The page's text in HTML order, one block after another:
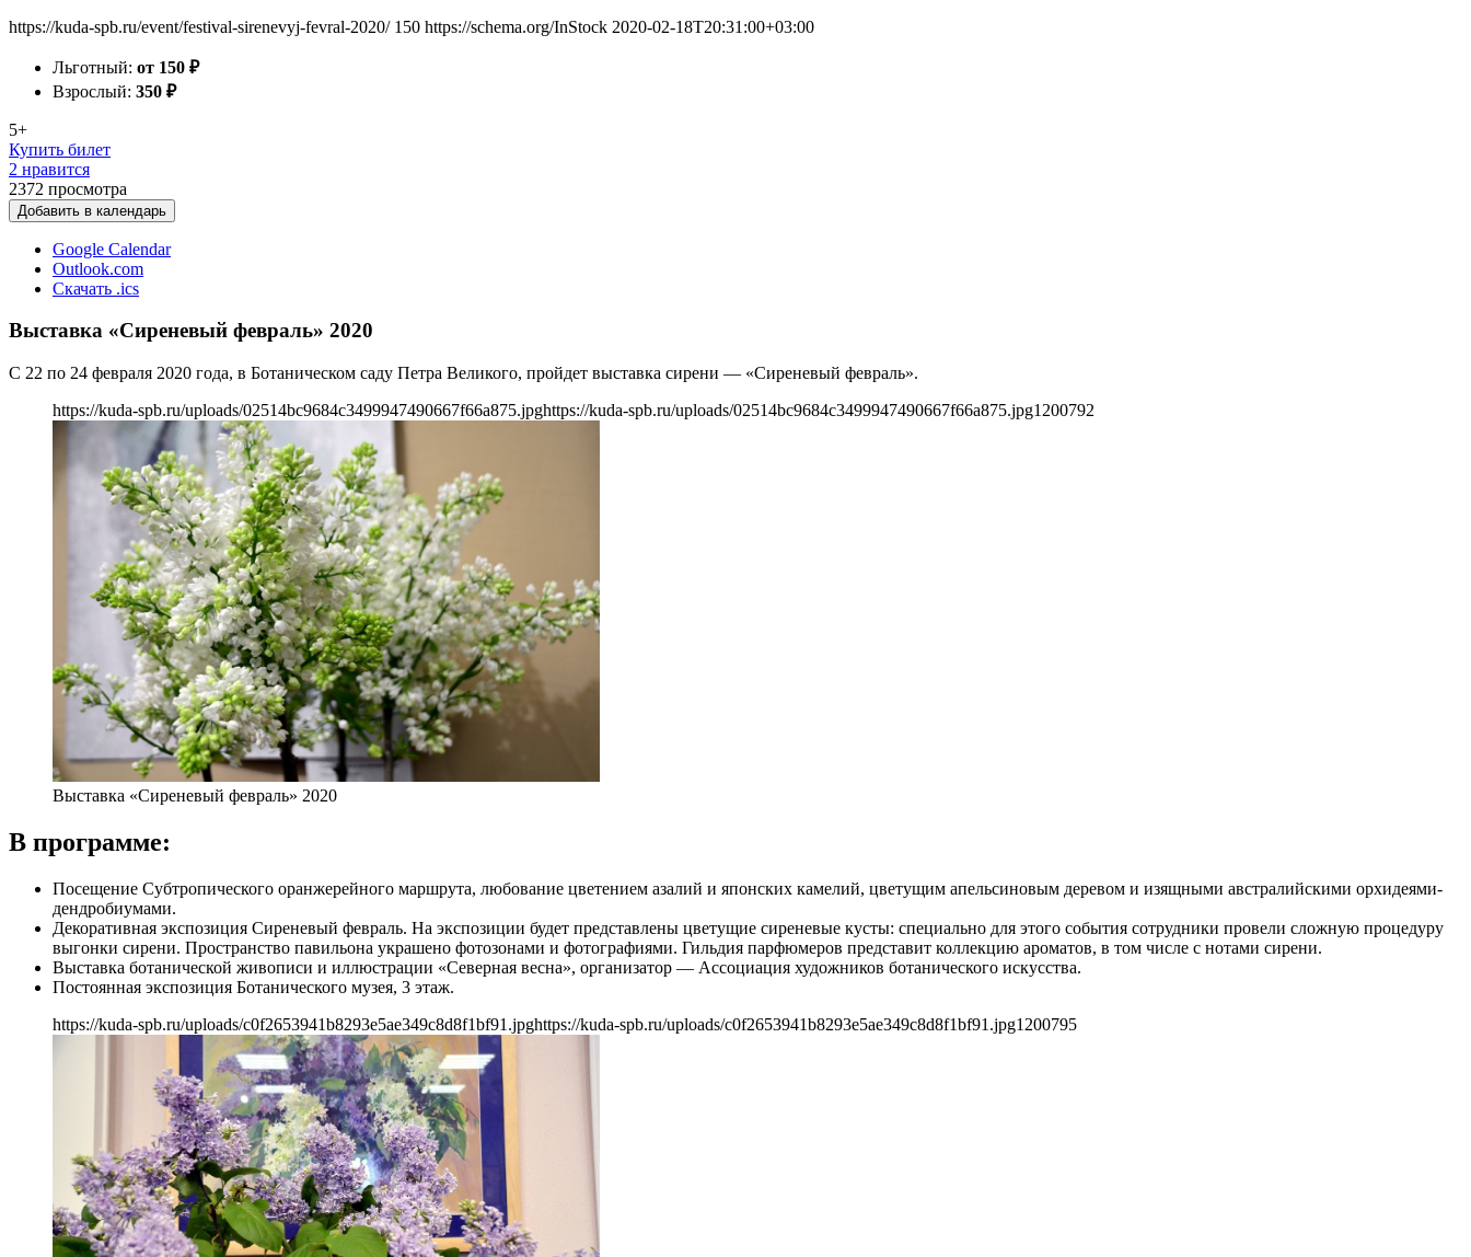
https://kuda-spb.ru/event/festival-sirenevyj-fevral-2020/ 150 https://schema.org/InStock 2020-02-18T20:31:00+03:00
Льготный: от 150 ₽
Взрослый: 350 ₽
5+
Купить билет
2 нравится
2372 просмотра
Добавить в календарь
Google Calendar
Outlook.com
Скачать .ics
Выставка «Сиреневый февраль» 2020
С 22 по 24 февраля 2020 года, в Ботаническом саду Петра Великого, пройдет выставка сирени — «Сиреневый февраль».
https://kuda-spb.ru/uploads/02514bc9684c3499947490667f66a875.jpghttps://kuda-spb.ru/uploads/02514bc9684c3499947490667f66a875.jpg1200792
Выставка «Сиреневый февраль» 2020
В программе:
Посещение Субтропического оранжерейного маршрута, любование цветением азалий и японских камелий, цветущим апельсиновым деревом и изящными австралийскими орхидеями-
дендробиумами.
Декоративная экспозиция Сиреневый февраль. На экспозиции будет представлены цветущие сиреневые кусты: специально для этого события сотрудники провели сложную процедуру
выгонки сирени. Пространство павильона украшено фотозонами и фотографиями. Гильдия парфюмеров представит коллекцию ароматов, в том числе с нотами сирени.
Выставка ботанической живописи и иллюстрации «Северная весна», организатор — Ассоциация художников ботанического искусства.
Постоянная экспозиция Ботанического музея, 3 этаж.
https://kuda-spb.ru/uploads/c0f2653941b8293e5ae349c8d8f1bf91.jpghttps://kuda-spb.ru/uploads/c0f2653941b8293e5ae349c8d8f1bf91.jpg1200795